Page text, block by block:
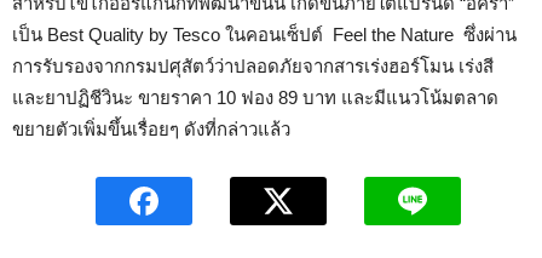
เป็น Best Quality by Tesco ในคอนเซ็ปต์ Feel the Nature ซึ่งผ่าน
การรับรองจากกรมปศุสัตว์ว่าปลอดภัยจากสารเร่งฮอร์โมน เร่งสี
และยาปฏิชีวินะ ขายราคา 10 ฟอง 89 บาท และมีแนวโน้มตลาด
ขยายตัวเพิ่มขึ้นเรื่อยๆ ดังที่กล่าวแล้ว